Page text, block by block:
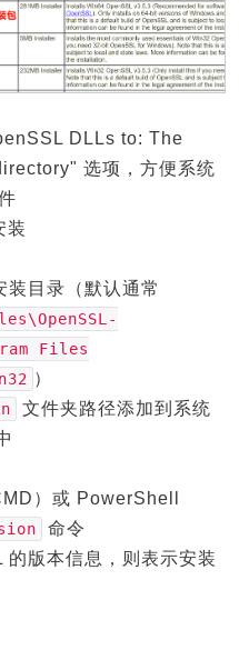
DLLs to: The
选项，方便系统
装
目录（默认通常
Files
）
文件夹路径添加到系统
）或 PowerShell
命令
版本信息，则表示安装